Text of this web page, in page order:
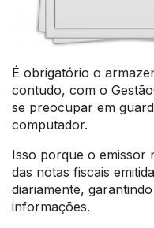
É obrigatório o
contudo, com o
se preocupar em
computador.
Isso porque o emissor
das notas fiscais
diariamente,
informações.